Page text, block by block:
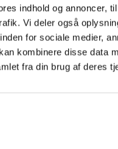
indhold og annoncer,
Vi deler også
for sociale medier,
kombinere disse data
fra din brug af deres
i vores velindrettede
moderne køkken i åben